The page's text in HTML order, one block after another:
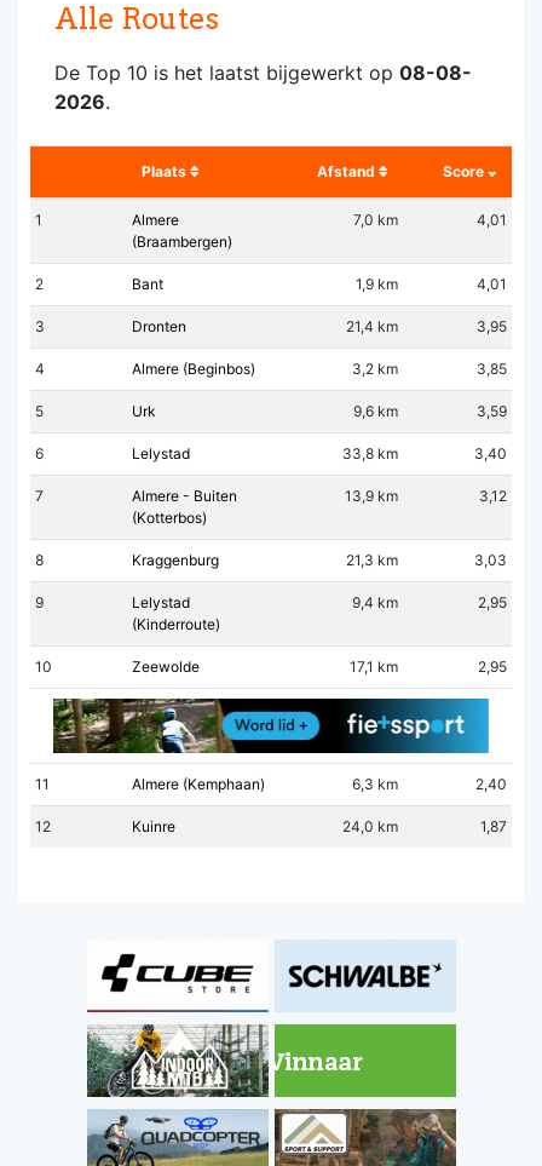
Alle Routes
De Top 10 is het laatst bijgewerkt op 08-08-
2026.
Plaats Afstand Score
1
Almere
(Braambergen)
7,0 km 4,01
2 Bant 1,9 km 4,01
3 Dronten 21,4 km 3,95
4 Almere (Beginbos) 3,2 km 3,85
5 Urk 9,6 km 3,59
6 Lelystad 33,8 km 3,40
7
Almere - Buiten
(Kotterbos)
13,9 km 3,12
8 Kraggenburg 21,3 km 3,03
9
Lelystad
(Kinderroute)
9,4 km 2,95
10 Zeewolde 17,1 km 2,95
11 Almere (Kemphaan) 6,3 km 2,40
12 Kuinre 24,0 km 1,87